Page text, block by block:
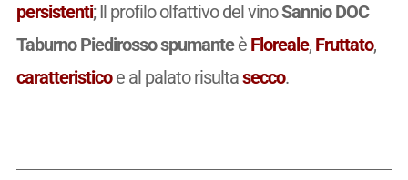
persistenti; Il profilo olfattivo del vinoSannio DOC
Taburno Piedirosso spumanteè Floreale, Fruttato,
caratteristicoe al palato risultasecco.